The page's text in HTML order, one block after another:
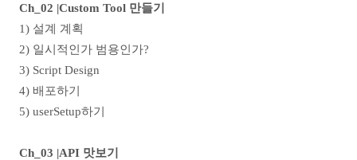
Ch_02 |Custom Tool 만들기
1) 설계 계획
2) 일시적인가 범용인가?
3) Script Design
4) 배포하기
5) userSetup하기
Ch_03 |API 맛보기